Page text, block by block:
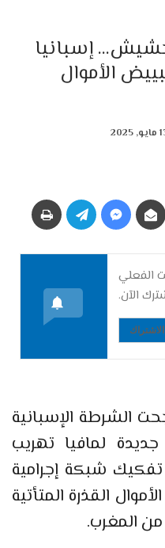
إسبانيا
الأموال
2025
الفعلي
الآن.
الاشتراك
الشرطة الإسبانية
لمافيا تهريب
شبكة إجرامية
القذرة المتأتية
المغرب.